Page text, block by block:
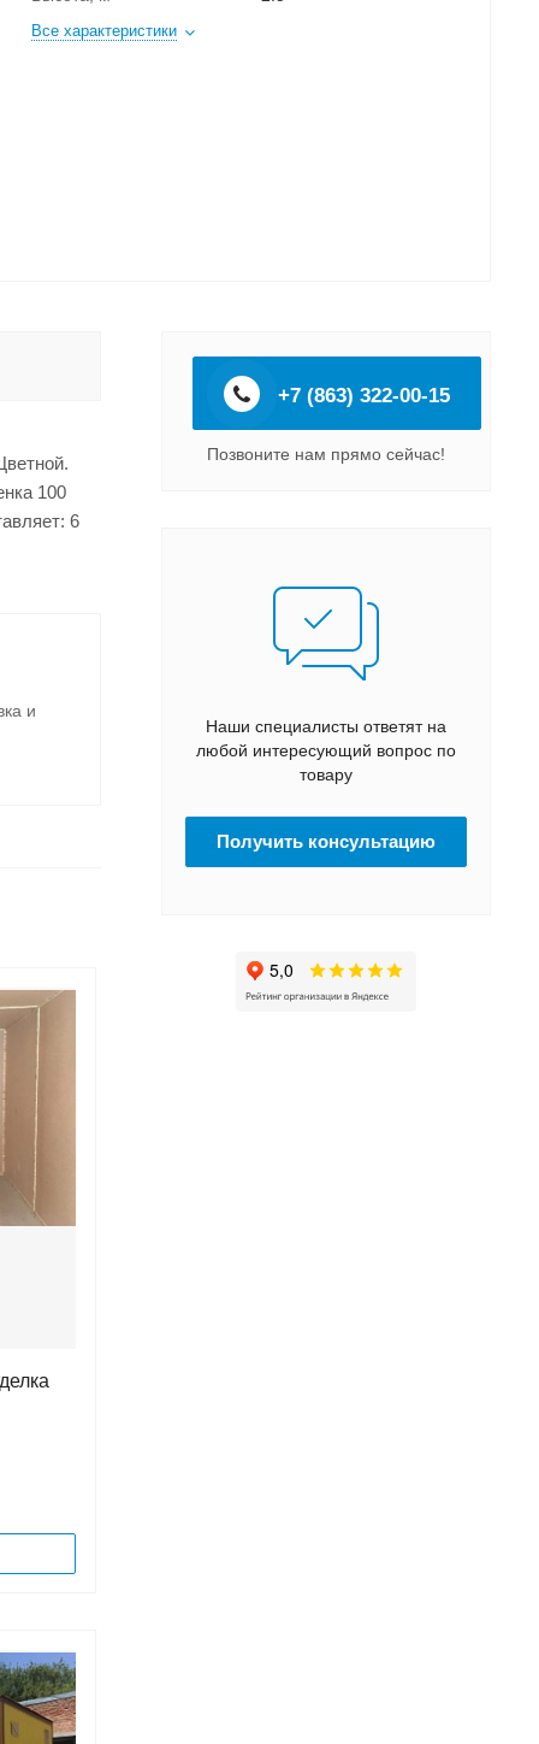
Все характеристики
100
6
и
+7 (863) 322-00-15
Позвоните нам прямо сейчас!
Наши специалисты ответят на
любой интересующий вопрос по
товару
Получить консультацию